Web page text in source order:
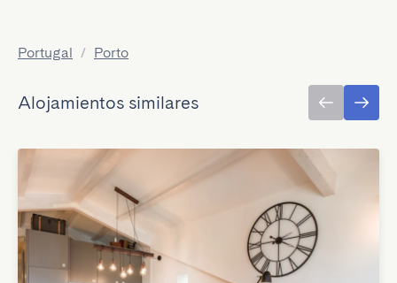
Portugal / Porto
Alojamientos similares